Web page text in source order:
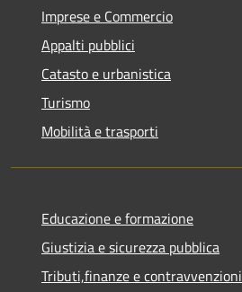
Imprese e Commercio
Appalti pubblici
Catasto e urbanistica
Turismo
Mobilità e trasporti
Educazione e formazione
Giustizia e sicurezza pubblica
Tributi,finanze e contravvenzioni